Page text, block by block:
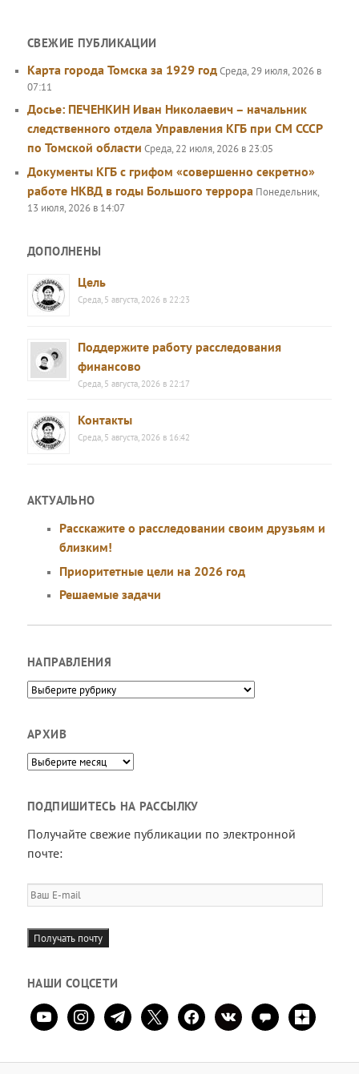
СВЕЖИЕ ПУБЛИКАЦИИ
Карта города Томска за 1929 годСреда, 29 июля, 2026 в
07:11
Досье: ПЕЧЕНКИН Иван Николаевич – начальник
следственного отдела Управления КГБ при СМ СССР
по Томской области Среда, 22 июля, 2026 в 23:05
Документы КГБ с грифом «совершенно секретно»
работе НКВД в годы Большого террора Понедельник,
13 июля, 2026 в 14:07
ДОПОЛНЕНЫ
Цель
Среда, 5 августа, 2026 в 22:23
Поддержите работу расследования
финансово
Среда, 5 августа, 2026 в 22:17
Контакты
Среда, 5 августа, 2026 в 16:42
АКТУАЛЬНО
Расскажите о расследовании своим друзьям и
близким!
Приоритетные цели на 2026 год
Решаемые задачи
НАПРАВЛЕНИЯ
Направления
АРХИВ
Архив
ПОДПИШИТЕСЬ НА РАССЫЛКУ
Получайте свежие публикации по электронной
почте:
Ваш
E-
mail
Получать почту
НАШИ СОЦСЕТИ
youtubeinstagramtelegram
x facebookvkontaktecomment
zen-
yandex